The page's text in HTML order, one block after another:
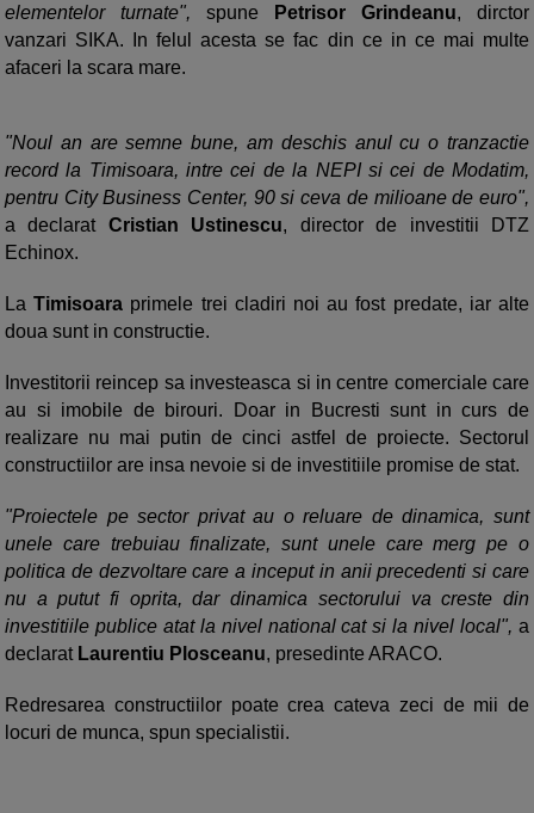
elementelor turnate", spune Petrisor Grindeanu, dirctor
vanzari SIKA. In felul acesta se fac din ce in ce mai multe
afaceri la scara mare.
"Noul an are semne bune, am deschis anul cu o tranzactie
record la Timisoara, intre cei de la NEPI si cei de Modatim,
pentru City Business Center, 90 si ceva de milioane de euro",
a declarat Cristian Ustinescu, director de investitii DTZ
Echinox.
LaTimisoara primele trei cladiri noi au fost predate, iar alte
doua sunt in constructie.
Investitorii reincep sa investeasca si in centre comerciale care
au si imobile de birouri. Doar in Bucresti sunt in curs de
realizare nu mai putin de cinci astfel de proiecte. Sectorul
constructiilor are insa nevoie si de investitiile promise de stat.
"Proiectele pe sector privat au o reluare de dinamica, sunt
unele care trebuiau finalizate, sunt unele care merg pe o
politica de dezvoltare care a inceput in anii precedenti si care
nu a putut fi oprita, dar dinamica sectorului va creste din
investitiile publice atat la nivel national cat si la nivel local", a
declarat Laurentiu Plosceanu, presedinte ARACO.
Redresarea constructiilor poate crea cateva zeci de mii de
locuri de munca, spun specialistii.